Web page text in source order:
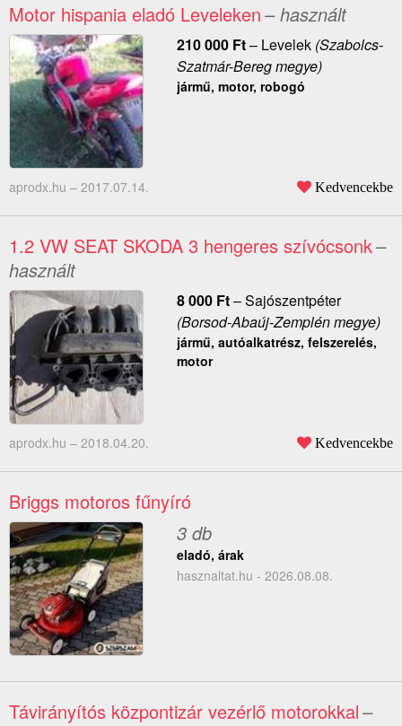
Motor hispania eladó Leveleken– használt
210 000 Ft– Levelek(Szabolcs-
Szatmár-Bereg megye)
jármű, motor, robogó
aprodx.hu – 2017.07.14. Kedvencekbe
1.2 VW SEAT SKODA 3 hengeres szívócsonk–
használt
8 000 Ft–Sajószentpéter
(Borsod-Abaúj-Zemplén megye)
jármű, autóalkatrész, felszerelés,
motor
aprodx.hu – 2018.04.20. Kedvencekbe
Briggs motoros fűnyíró
3 db
eladó, árak
hasznaltat.hu - 2026.08.08.
Távirányítós központizár vezérlő motorokkal–